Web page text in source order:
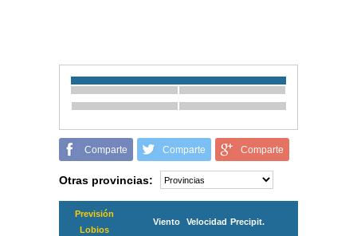
Comparte Comparte Comparte
Otras provincias:
Previsión
Lobios
Viento Velocidad Precipit.